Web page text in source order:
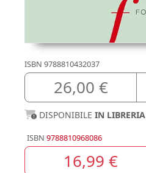
ISBN 9788810432037
26,00 €
DISPONIBILE IN LIBRERIA
ISBN 9788810968086
16,99 €